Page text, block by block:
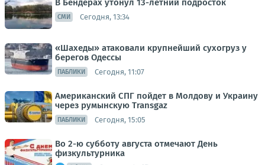
В Бендерах утонул 13-летний подросток
СМИ Сегодня, 13:34
«Шахеды» атаковали крупнейший сухогруз у
берегов Одессы
ПАБЛИКИ Сегодня, 11:07
Американский СПГ пойдет в Молдову и Украину
через румынскую Transgaz
ПАБЛИКИ Сегодня, 15:05
Во 2-ю субботу августа отмечают День
физкультурника